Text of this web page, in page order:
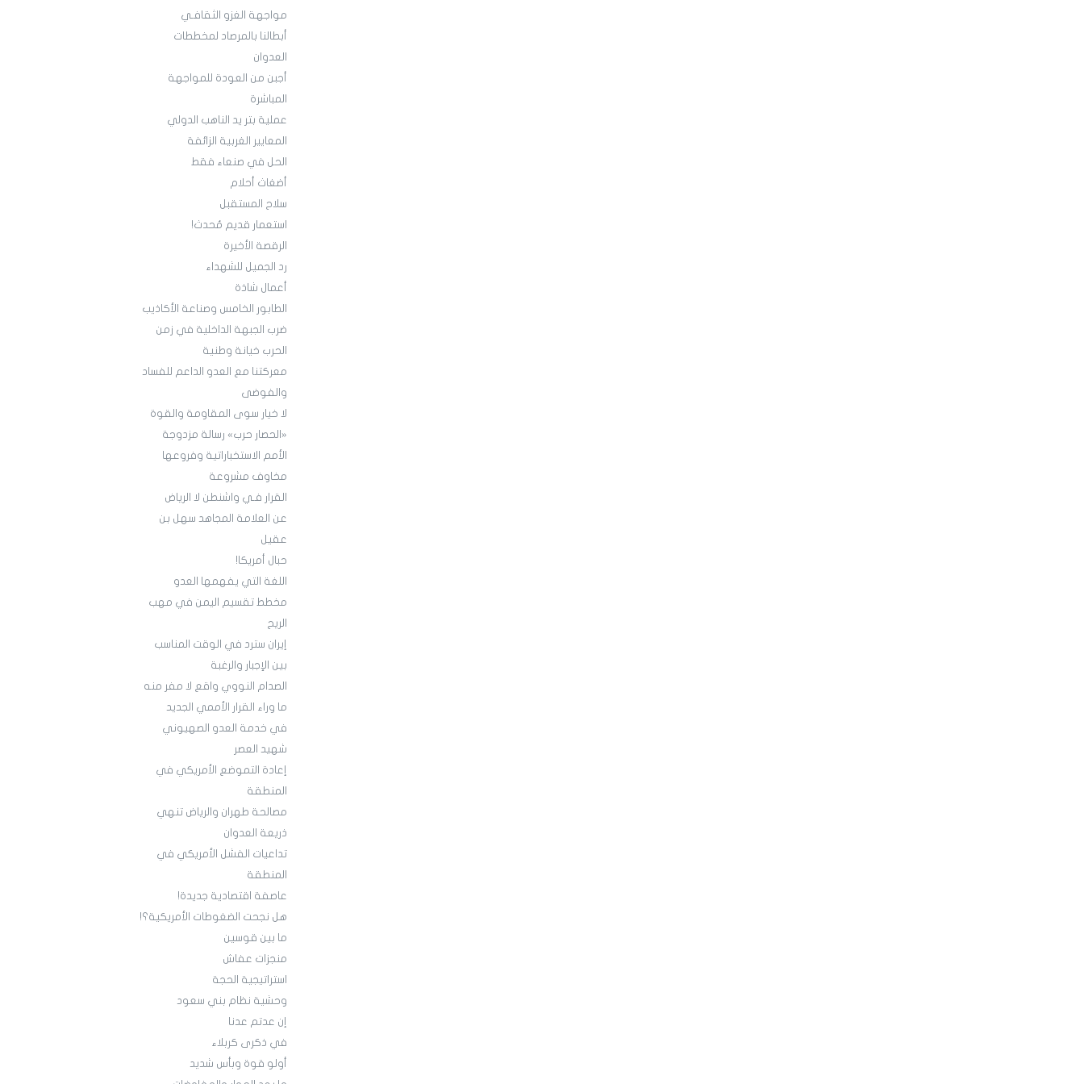
مواجهة الغزو الثقافـي
أبطالنا بالمرصاد لمخططات
العدوان
أجبن من العودة للمواجهة
المباشرة
عملية بتر يد الناهب الدولي
المعايير الغربية الزائفة
الحل في صنعاء فقط
أضغاث أحلام
سلاح المستقبل
استعمار قديم مُحدث!
الرقصة الأخيرة
رد الجميل للشهداء
أعمال شاذة
الطابور الخامس وصناعة الأكاذيب
ضرب الجبهة الداخلية في زمن
الحرب خيانة وطنية
معركتنا مع العدو الداعم للفساد
والفوضى
لا خيار سوى المقاومة والقوة
«الحصار حرب» رسالة مزدوجة
الأمم الاستخباراتية وفروعها
مخاوف مشروعة
القرار فـي واشنطن لا الرياض
عن العلامة المجاهد سهل بن
عقيل
حبال أمريكا!
اللغة التي يفهمها العدو
مخطط تقسيم اليمن في مهب
الريح
إيران سترد في الوقت المناسب
بين الإجبار والرغبة
الصدام النووي واقع لا مفر منه
ما وراء القرار الأممي الجديد
في خدمة العدو الصهيوني
شهيد العصر
إعادة التموضع الأمريكي في
المنطقة
مصالحة طهران والرياض تنهي
ذريعة العدوان
تداعيات الفشل الأمريكي في
المنطقة
عاصفة اقتصادية جديدة!
هل نجحت الضغوطات الأمريكية؟!
ما بين قوسين
منجزات عفاش
استراتيجية الحجة
وحشية نظام بني سعود
إن عدتم عدنا
في ذكرى كربلاء
أولو قوة وبأس شديد